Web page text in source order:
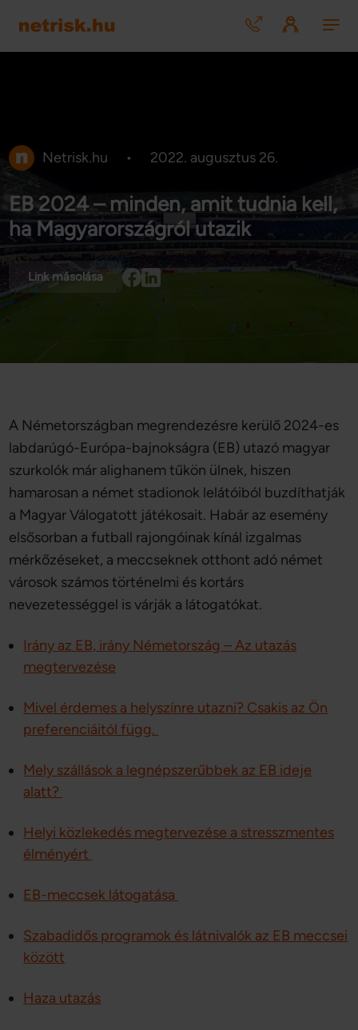
Netrisk.hu • 2022. augusztus 26.
EB 2024 – minden, amit tudnia kell,
ha Magyarországról utazik
Link másolása
A Németországban megrendezésre kerülő 2024-es
labdarúgó-Európa-bajnokságra (EB) utazó magyar
szurkolók már alighanem tűkön ülnek, hiszen
hamarosan a német stadionok lelátóiból buzdíthatják
a Magyar Válogatott játékosait. Habár az esemény
elsősorban a futball rajongóinak kínál izgalmas
mérkőzéseket, a meccseknek otthont adó német
városok számos történelmi és kortárs
nevezetességgel is várják a látogatókat.
Irány az EB, irány Németország – Az utazás
megtervezése
Mivel érdemes a helyszínre utazni? Csakis az Ön
preferenciáitól függ.
Mely szállások a legnépszerűbbek az EB ideje
alatt?
Helyi közlekedés megtervezése a stresszmentes
élményért
EB-meccsek látogatása
Szabadidős programok és látnivalók az EB meccsei
között
Haza utazás